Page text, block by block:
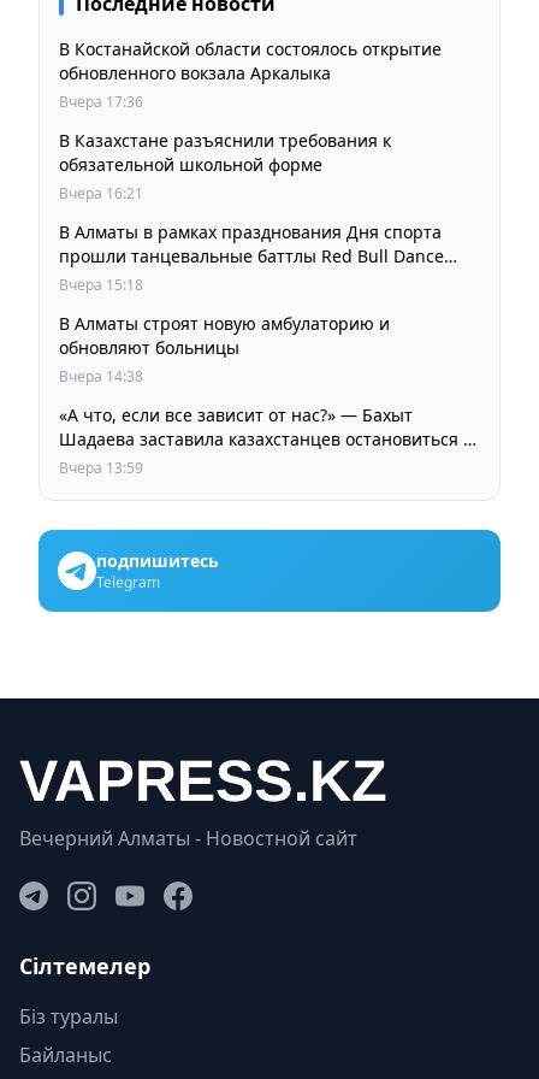
В Костанайской области состоялось открытие
обновленного вокзала Аркалыка
Вчера 17:36
В Казахстане разъяснили требования к
обязательной школьной форме
Вчера 16:21
В Алматы в рамках празднования Дня спорта
прошли танцевальные баттлы Red Bull Dance
Your Style
Вчера 15:18
В Алматы строят новую амбулаторию и
обновляют больницы
Вчера 14:38
«А что, если все зависит от нас?» — Бахыт
Шадаева заставила казахстанцев остановиться и
задуматься
Вчера 13:59
подпишитесь
Telegram
Вечерний Алматы - Новостной сайт
Сілтемелер
Біз туралы
Байланыс